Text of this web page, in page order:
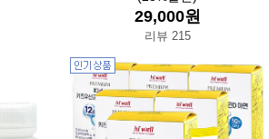
29,000원
리뷰 215